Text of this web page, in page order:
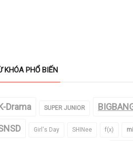
KHÓA PHỔ BIẾN
Drama SUPER JUNIOR
Girl's Day SHINee f(x)